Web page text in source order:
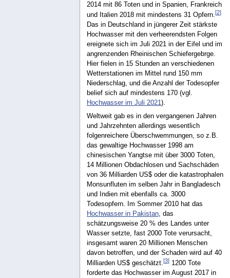
2014 mit 86 Toten und in Spanien, Frankreich
und Italien 2018 mit mindestens 31 Opfern.[2]
Das in Deutschland in jüngerer Zeit stärkste
Hochwasser mit den verheerendsten Folgen
ereignete sich im Juli 2021 in der Eifel und im
angrenzenden Rheinischen Schiefergebrge.
Hier fielen in 15 Stunden an verschiedenen
Wetterstationen im Mittel rund 150 mm
Niederschlag, und die Anzahl der Todesopfer
belief sich auf mindestens 170 (vgl.
Hochwasser im Juli 2021).
Weltweit gab es in den vergangenen Jahren
und Jahrzehnten allerdings wesentlich
folgenreichere Überschwemmungen, so z.B.
das gewaltige Hochwasser 1998 am
chinesischen Yangtse mit über 3000 Toten,
14 Millionen Obdachlosen und Sachschäden
von 36 Milliarden US$ oder die katastrophalen
Monsunfluten im selben Jahr in Bangladesch
und Indien mit ebenfalls ca. 3000
Todesopfern. Im Sommer 2010 hat das
Hochwasser in Pakistan, das
schätzungsweise 20 % des Landes unter
Wasser setzte, fast 2000 Tote verursacht,
insgesamt waren 20 Millionen Menschen
davon betroffen, und der Schaden wird auf 40
Milliarden US$ geschätzt. [3]1200 Tote
forderte das Hochwasser im August 2017 in